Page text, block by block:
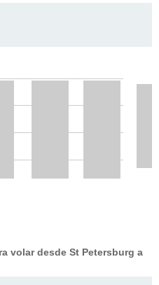
volar desde St Petersburg a